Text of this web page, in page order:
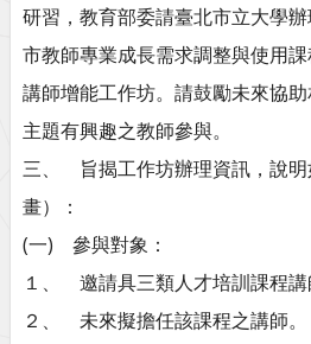
研習，教育部委請臺北市立大學
市教師專業成長需求調整與使用
講師增能工作坊。請鼓勵未來協
主題有興趣之教師參與。
三、 旨揭工作坊辦理資訊，說明
畫）：
(一) 參與對象：
１、 邀請具三類人才培訓課程講
２、 未來擬擔任該課程之講師。